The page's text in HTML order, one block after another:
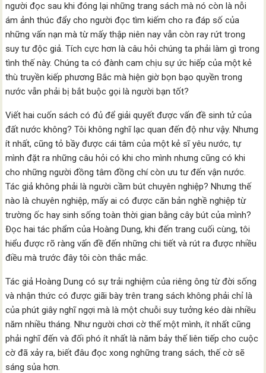
người đọc sau khi đóng lại những trang sách mà nó còn là nỗi
ám ảnh thúc đẩy cho người đọc tìm kiếm cho ra đáp số của
những vấn nạn mà từ mấy thập niên nay vẫn còn ray rứt trong
suy tư độc giả. Tích cực hơn là câu hỏi chúng ta phải làm gì trong
tình thế này. Chúng ta có đành cam chịu sự ức hiếp của một kẻ
thù truyền kiếp phương Bắc mà hiện giờ bọn bạo quyền trong
nước vẫn phải bị bắt buộc gọi là người bạn tốt?
Viết hai cuốn sách có đủ để giải quyết được vấn đề sinh tử của
đất nước không? Tôi không nghĩ lạc quan đến độ như vậy. Nhưng
ít nhất, cũng tỏ bầy được cái tâm của một kẻ sĩ yêu nước, tự
mình đặt ra những câu hỏi có khi cho mình nhưng cũng có khi
cho những người đồng tâm đồng chí còn ưu tư đến vận nước.
Tác giả không phải là người cầm bút chuyên nghiệp? Nhưng thế
nào là chuyên nghiệp, mấy ai có được căn bản nghề nghiệp từ
trường ốc hay sinh sống toàn thời gian bằng cây bút của mình?
Ðọc hai tác phẩm của Hoàng Dung, khi đến trang cuối cùng, tôi
hiểu được rõ ràng vấn đề đến những chi tiết và rút ra được nhiều
điều mà trước đây tôi còn thắc mắc.
Tác giả Hoàng Dung có sự trải nghiệm của riêng ông từ đời sống
và nhận thức có được giãi bày trên trang sách không phải chỉ là
của phút giây nghĩ ngợi mà là một chuỗi suy tưởng kéo dài nhiều
năm nhiều tháng. Như người chơi cờ thế một mình, ít nhất cũng
phải nghĩ đến và đối phó ít nhất là năm bảy thế liên tiếp cho cuộc
cờ đã xảy ra, biết đâu đọc xong nghững trang sách, thế cờ sẽ
sáng sủa hơn.